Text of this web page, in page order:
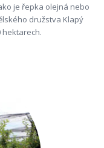
je řepka olejná nebo
družstva Klapý
hektarech.